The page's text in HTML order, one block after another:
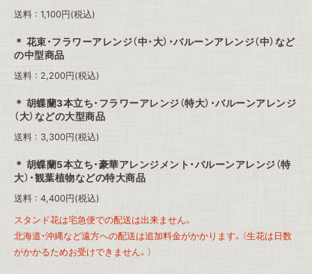
送料 : 1,100円(税込)
花束・フラワーアレンジ（中・大）・バルーンアレンジ（中）など
の中型商品
送料 : 2,200円(税込)
胡蝶蘭3本立ち・フラワーアレンジ（特大）・バルーンアレンジ
（大）などの大型商品
送料 : 3,300円(税込)
胡蝶蘭5本立ち・豪華アレンジメント・バルーンアレンジ（特
大）・観葉植物などの特大商品
送料 : 4,400円(税込)
スタンド花は宅急便での配送は出来ません。
北海道・沖縄など遠方への配送は追加料金がかかります。（生花は日数
がかかるためお受けできません。）